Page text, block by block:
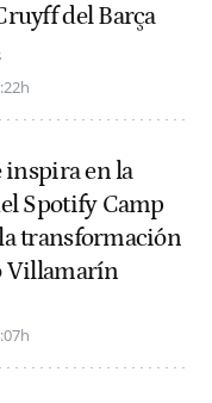
del Barça
inspira en la
Spotify Camp
transformación
Villamarín